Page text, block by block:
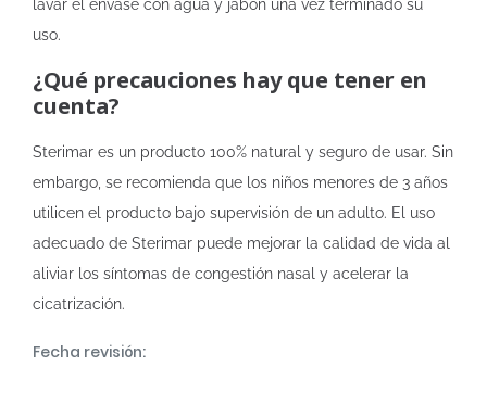
lavar el envase con agua y jabón una vez terminado su
uso.
¿Qué precauciones hay que tener en
cuenta?
Sterimar es un producto 100% natural y seguro de usar. Sin
embargo, se recomienda que los niños menores de 3 años
utilicen el producto bajo supervisión de un adulto. El uso
adecuado de Sterimar puede mejorar la calidad de vida al
aliviar los síntomas de congestión nasal y acelerar la
cicatrización.
Fecha revisión: